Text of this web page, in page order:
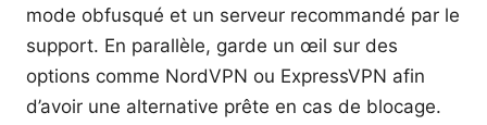
mode obfusqué et un serveur recommandé par le
support. En parallèle, garde un œil sur des
options comme NordVPN ou ExpressVPN afin
d’avoir une alternative prête en cas de blocage.